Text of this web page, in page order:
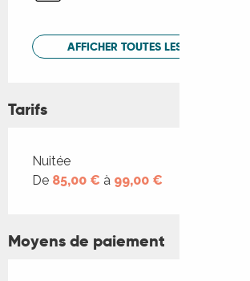
AFFICHER TOUTES LES PRESTATIONS
Tarifs
Tarifs 2026
Nuitée
De 85,00 € à 99,00 €
Moyens de paiement